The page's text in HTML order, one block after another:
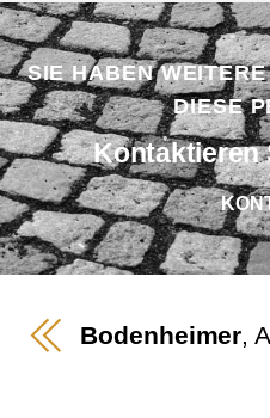
SIE HABEN
DIESE
Kontaktieren
Bodenheimer,